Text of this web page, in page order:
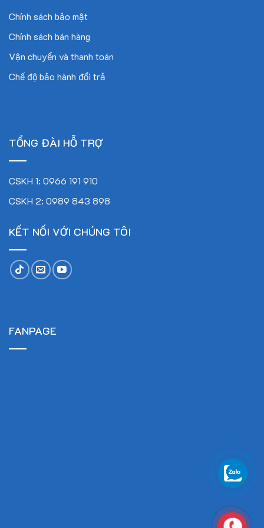
Email: thaison.tbgd@gmail.com
Chính sách bảo mật
Chính sách bán hàng
Vận chuyển và thanh toán
Chế độ bảo hành đổi trả
TỔNG ĐÀI HỖ TRỢ
CSKH 1: 0966 191 910
CSKH 2: 0989 843 898
KẾT NỐI VỚI CHÚNG TÔI
FANPAGE